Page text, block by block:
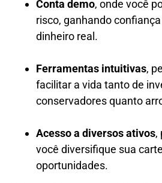
Conta demo, onde você
risco, ganhando
dinheiro real.
Ferramentas intuitivas,
facilitar a vida tanto de
conservadores quanto
Acesso a diversos ativos,
você diversifique sua
oportunidades.